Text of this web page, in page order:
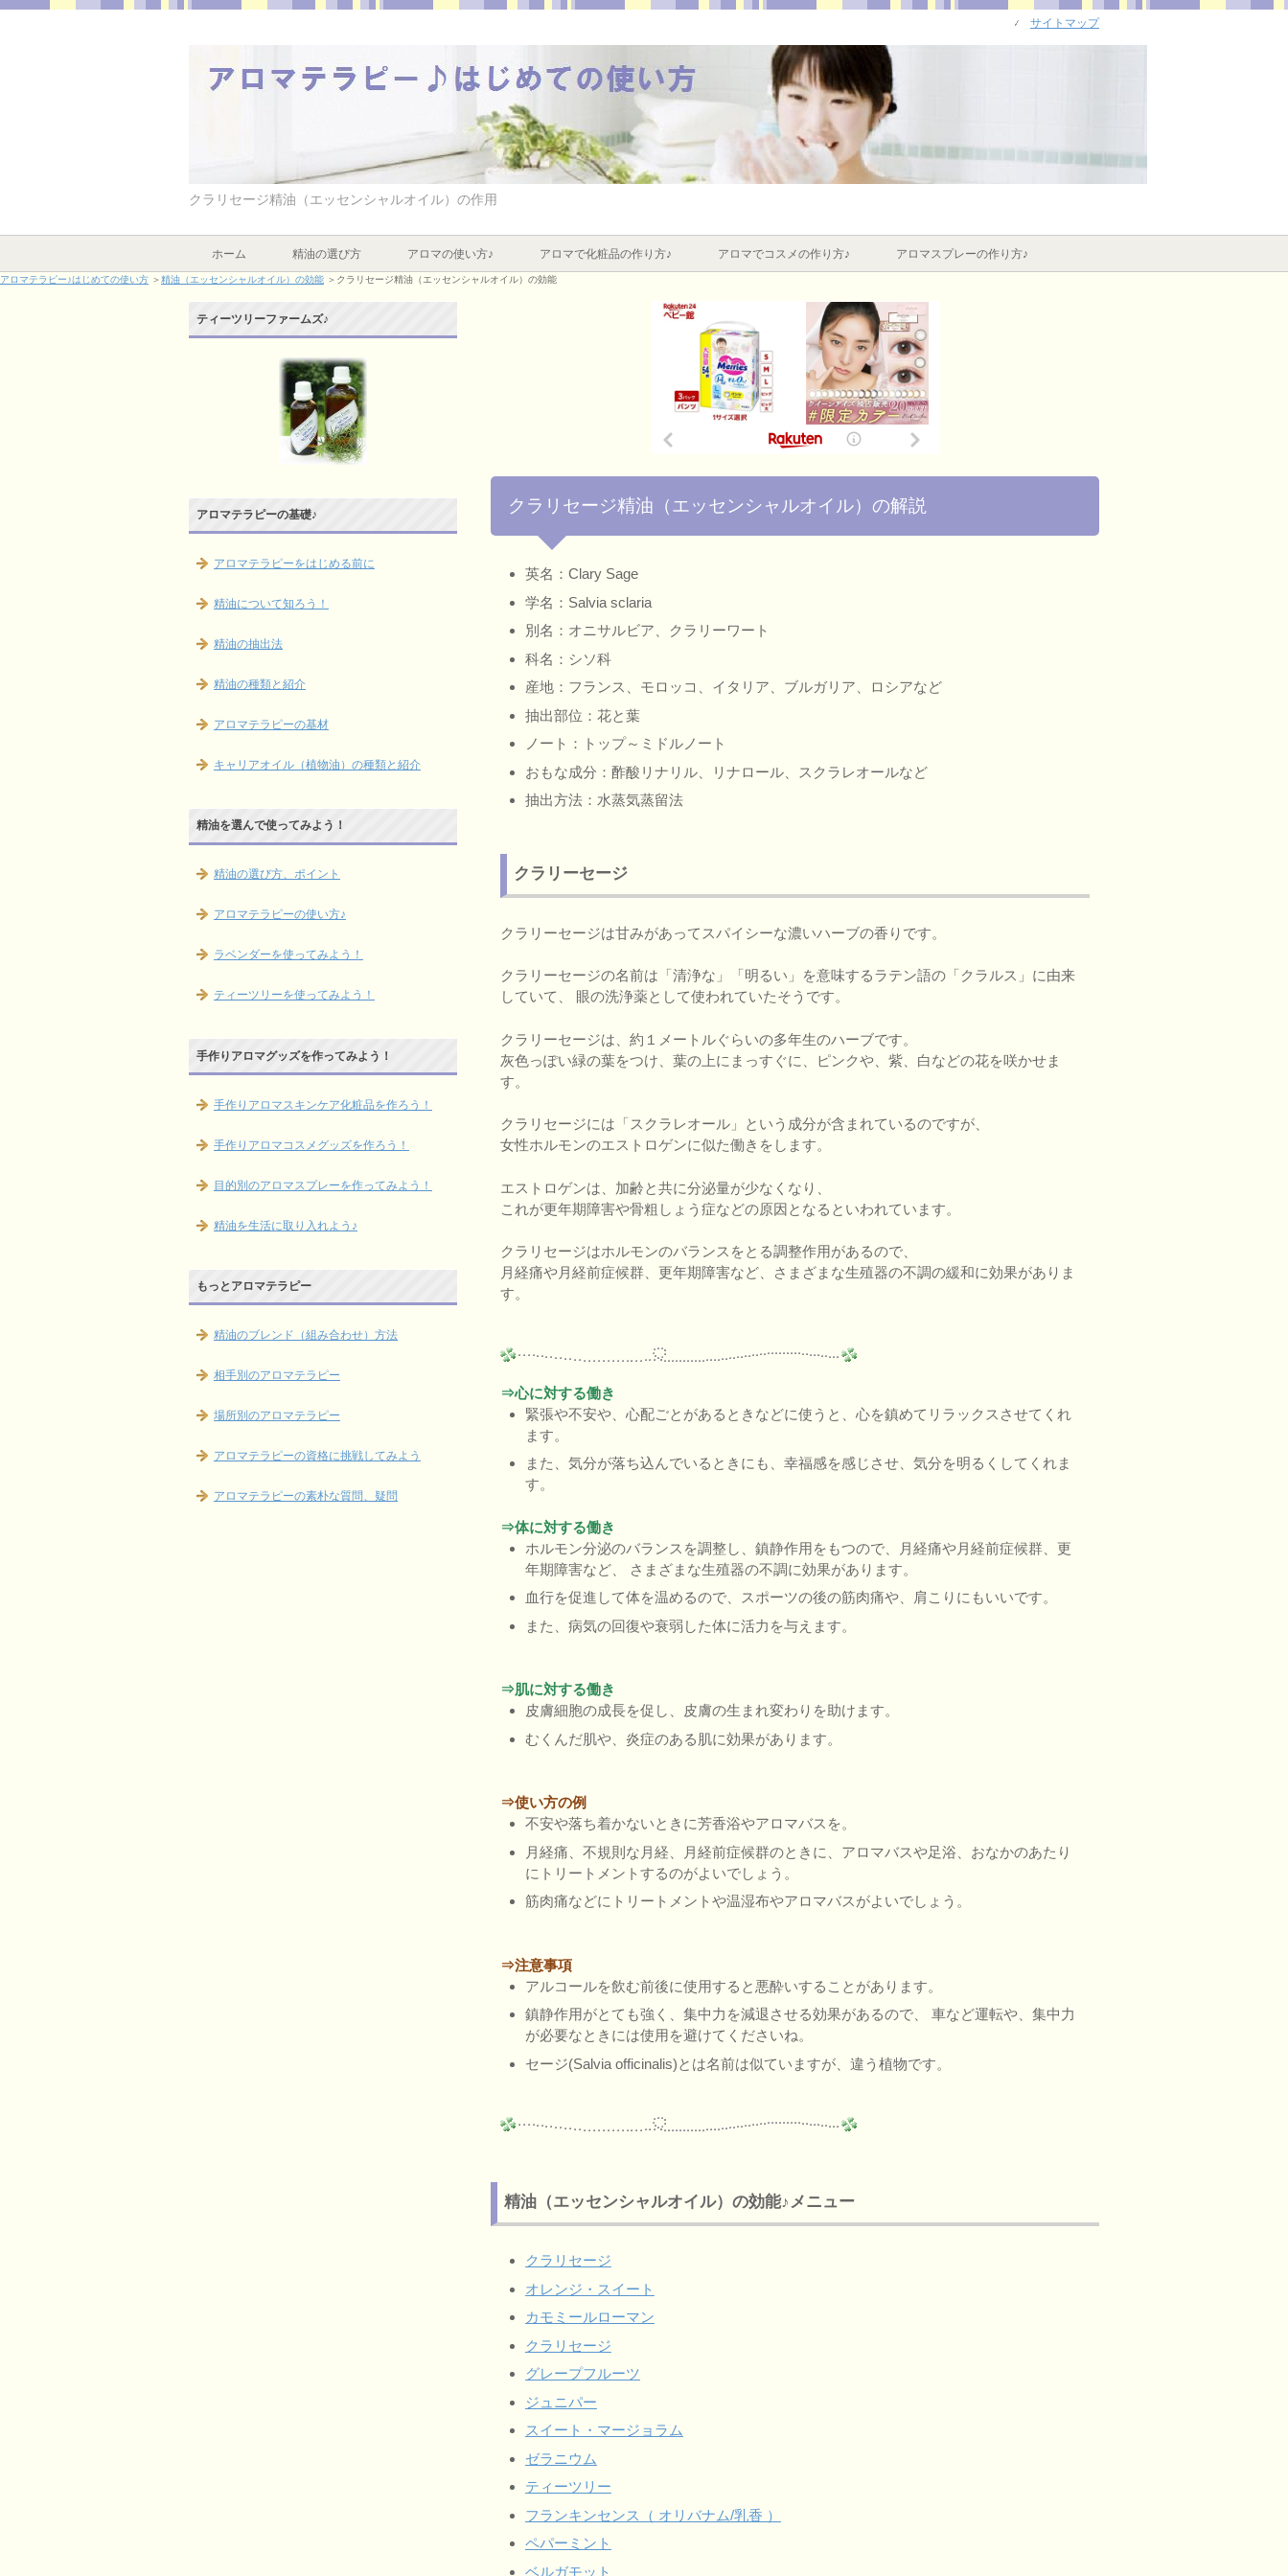
クラリセージ精油（エッセンシャルオイル）の作用
ホーム 精油の選び方 アロマの使い方♪ アロマで化粧品の作り方♪ アロマでコスメの作り方♪ アロマスプレーの作り方♪
アロマテラピー♪はじめての使い方 ＞精油（エッセンシャルオイル）の効能 ＞クラリセージ精油（エッセンシャルオイル）の効能
クラリセージ精油（エッセンシャルオイル）の解説
英名：Clary Sage
学名：Salvia sclaria
別名：オニサルビア、クラリーワート
科名：シソ科
産地：フランス、モロッコ、イタリア、ブルガリア、ロシアなど
抽出部位：花と葉
ノート：トップ～ミドルノート
おもな成分：酢酸リナリル、リナロール、スクラレオールなど
抽出方法：水蒸気蒸留法
クラリーセージ
クラリーセージは甘みがあってスパイシーな濃いハーブの香りです。
クラリーセージの名前は「清浄な」「明るい」を意味するラテン語の「クラルス」に由来
していて、 眼の洗浄薬として使われていたそうです。
クラリーセージは、約１メートルぐらいの多年生のハーブです。
灰色っぽい緑の葉をつけ、葉の上にまっすぐに、ピンクや、紫、白などの花を咲かせま
す。
クラリセージには「スクラレオール」という成分が含まれているのですが、
女性ホルモンのエストロゲンに似た働きをします。
エストロゲンは、加齢と共に分泌量が少なくなり、
これが更年期障害や骨粗しょう症などの原因となるといわれています。
クラリセージはホルモンのバランスをとる調整作用があるので、
月経痛や月経前症候群、更年期障害など、さまざまな生殖器の不調の緩和に効果がありま
す。
⇒心に対する働き
緊張や不安や、心配ごとがあるときなどに使うと、心を鎮めてリラックスさせてくれ
ます。
また、気分が落ち込んでいるときにも、幸福感を感じさせ、気分を明るくしてくれま
す。
⇒体に対する働き
ホルモン分泌のバランスを調整し、鎮静作用をもつので、月経痛や月経前症候群、更
年期障害など、 さまざまな生殖器の不調に効果があります。
血行を促進して体を温めるので、スポーツの後の筋肉痛や、肩こりにもいいです。
また、病気の回復や衰弱した体に活力を与えます。
⇒肌に対する働き
皮膚細胞の成長を促し、皮膚の生まれ変わりを助けます。
むくんだ肌や、炎症のある肌に効果があります。
⇒使い方の例
不安や落ち着かないときに芳香浴やアロマバスを。
月経痛、不規則な月経、月経前症候群のときに、アロマバスや足浴、おなかのあたり
にトリートメントするのがよいでしょう。
筋肉痛などにトリートメントや温湿布やアロマバスがよいでしょう。
⇒注意事項
アルコールを飲む前後に使用すると悪酔いすることがあります。
鎮静作用がとても強く、集中力を減退させる効果があるので、 車など運転や、集中力
が必要なときには使用を避けてくださいね。
セージ(Salvia officinalis)とは名前は似ていますが、違う植物です。
精油（エッセンシャルオイル）の効能♪メニュー
クラリセージ
オレンジ・スイート
カモミールローマン
クラリセージ
グレープフルーツ
ジュニパー
スイート・マージョラム
ゼラニウム
ティーツリー
フランキンセンス（ オリバナム/乳香 ）
ペパーミント
ベルガモット
ティーツリーファームズ♪
アロマテラピーの基礎♪
アロマテラピーをはじめる前に
精油について知ろう！
精油の抽出法
精油の種類と紹介
アロマテラピーの基材
キャリアオイル（植物油）の種類と紹介
精油を選んで使ってみよう！
精油の選び方、ポイント
アロマテラピーの使い方♪
ラベンダーを使ってみよう！
ティーツリーを使ってみよう！
手作りアロマグッズを作ってみよう！
手作りアロマスキンケア化粧品を作ろう！
手作りアロマコスメグッズを作ろう！
目的別のアロマスプレーを作ってみよう！
精油を生活に取り入れよう♪
もっとアロマテラピー
精油のブレンド（組み合わせ）方法
相手別のアロマテラピー
場所別のアロマテラピー
アロマテラピーの資格に挑戦してみよう
アロマテラピーの素朴な質問、疑問
サイトマップ